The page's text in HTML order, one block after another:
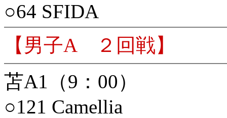
○64 SFIDA
【男子A ２回戦】
苫A1（9：00）
○121 Camellia